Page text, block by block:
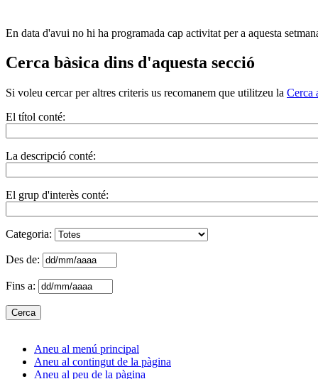
En data d'avui no hi ha programada cap activitat per a aquesta
Cerca bàsica dins d'aquesta secció
Si voleu cercar per altres criteris us recomanem que utilitzeu la Cerca
El títol conté:
La descripció conté:
El grup d'interès conté:
Categoria:
Des de:
Fins a:
Aneu al menú principal
Aneu al contingut de la pàgina
Aneu al peu de la pàgina